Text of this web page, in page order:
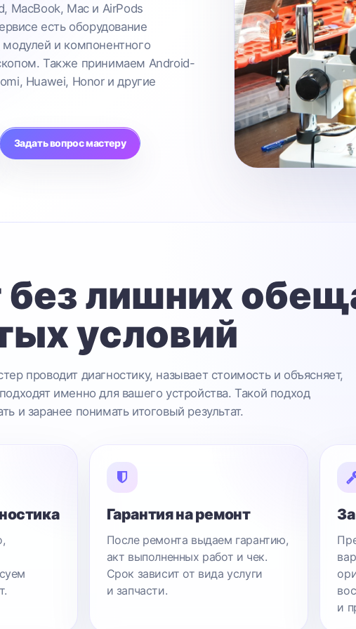
MacBook, Mac и AirPods
есть оборудование
и компонентного
Также принимаем Android-
Huawei, Honor и другие
Задать вопрос мастеру
без лишних
условий
проводит диагностику, называет стоимость и объясняет,
именно для вашего устройства. Такой подход
и заранее понимать итоговый результат.
Гарантия на ремонт
После ремонта выдаем гарантию,
акт выполненных работ и чек.
Срок зависит от вида услуги
и запчасти.
и